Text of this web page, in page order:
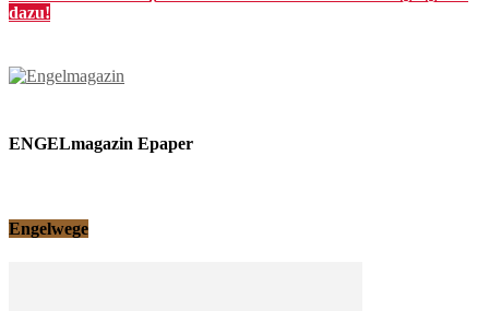
dazu!
ENGELmagazin Epaper
Engelwege